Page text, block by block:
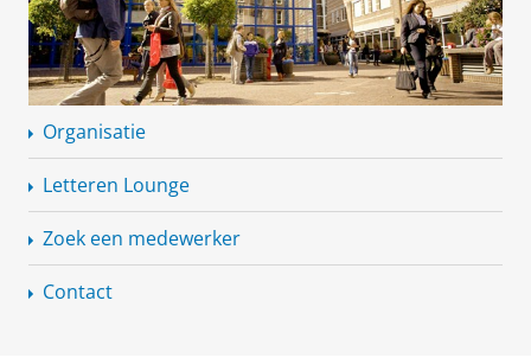
Organisatie
Letteren Lounge
Zoek een medewerker
Contact